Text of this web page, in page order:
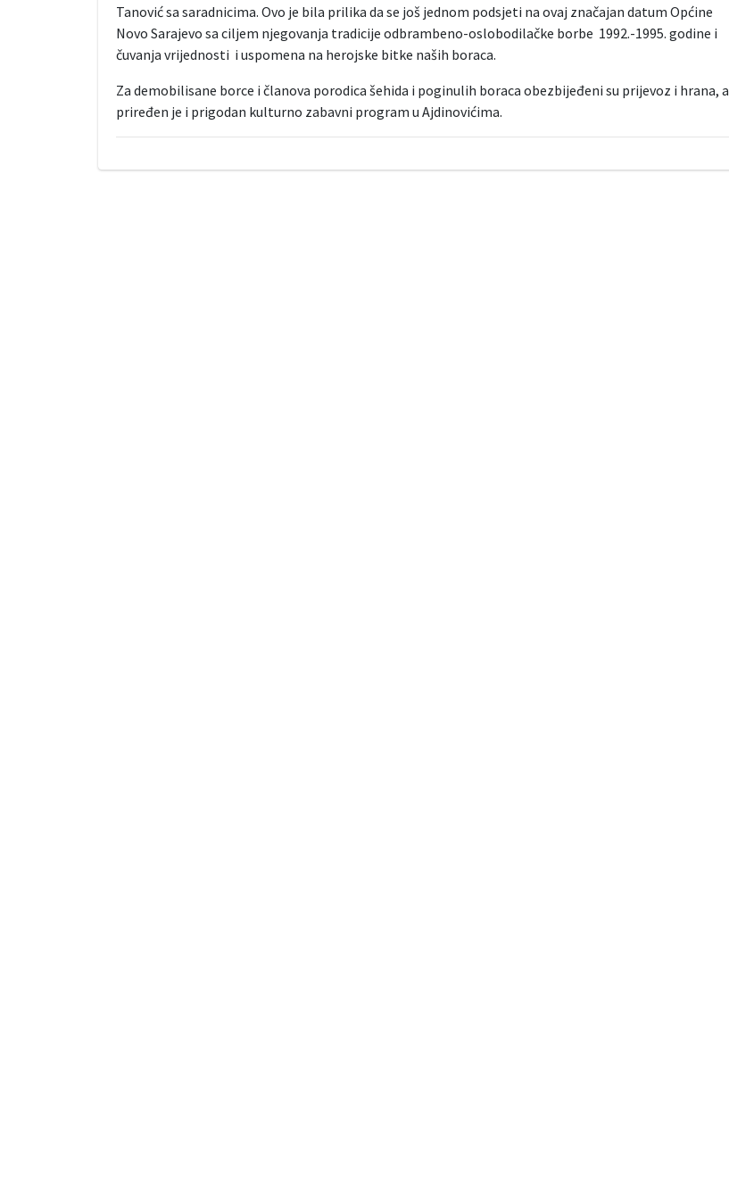
Tanović sa saradnicima. Ovo je bila prilika da se još jednom podsjeti na ovaj značajan datum Općine
Novo Sarajevo sa ciljem njegovanja tradicije odbrambeno-oslobodilačke borbe 1992.-1995. godine i
čuvanja vrijednosti i uspomena na herojske bitke naših boraca.
Za demobilisane borce i članova porodica šehida i poginulih boraca obezbijeđeni su prijevoz i hrana, a
priređen je i prigodan kulturno zabavni program u Ajdinovićima.